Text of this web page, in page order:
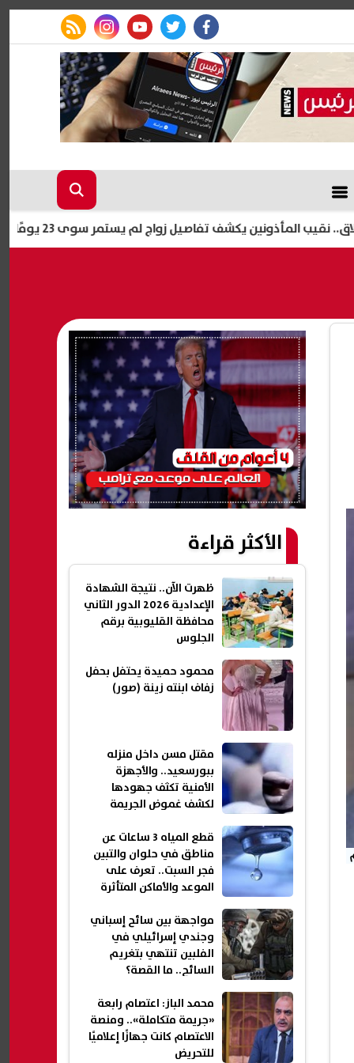
facebook
twitter
youtube
instagram
rss feed
آخر يكشف تفاصيل زواج لم يستمر سوى 23 يومًا
الأكثر قراءة
ظهرت الآن.. نتيجة الشهادة
الإعدادية 2026 الدور الثاني
محافظة القليوبية برقم
الجلوس
محمود حميدة يحتفل بحفل
زفاف ابنته زينة (صور)
مقتل مسن داخل منزله
ببورسعيد.. والأجهزة
الأمنية تكثف جهودها
لكشف غموض الجريمة
قطع المياه 3 ساعات عن
مناطق في حلوان والتبين
فجر السبت.. تعرف على
الموعد والأماكن المتأثرة
مواجهة بين سائح إسباني
وجندي إسرائيلي في
الفلبين تنتهي بتغريم
السائح.. ما القصة؟
محمد الباز: اعتصام رابعة
«جريمة متكاملة».. ومنصة
الاعتصام كانت جهازًا إعلاميًا
للتحريض